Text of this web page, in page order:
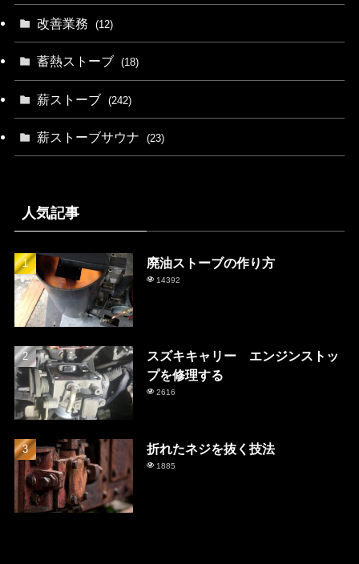
改善業務 (12)
蓄熱ストーブ (18)
薪ストーブ (242)
薪ストーブサウナ (23)
人気記事
廃油ストーブの作り方
14392
スズキキャリー エンジンストッ
プを修理する
2616
折れたネジを抜く技法
1885